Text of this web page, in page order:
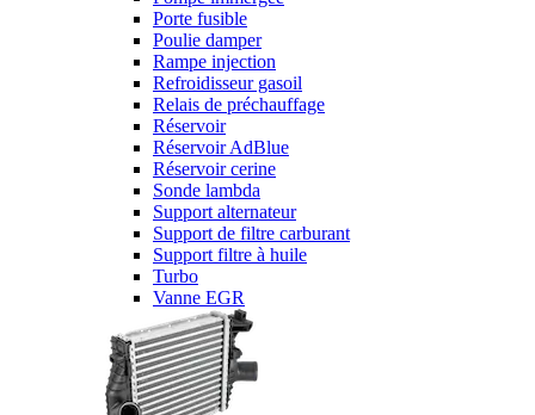
Porte fusible
Poulie damper
Rampe injection
Refroidisseur gasoil
Relais de préchauffage
Réservoir
Réservoir AdBlue
Réservoir cerine
Sonde lambda
Support alternateur
Support de filtre carburant
Support filtre à huile
Turbo
Vanne EGR